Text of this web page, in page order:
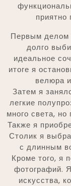
приятно
Первым делом
долго
идеальное
итоге я
велюра
Затем я
легкие
много света,
Также я
Столик я
с длинным
Кроме того, я
фотографий.
искусства,